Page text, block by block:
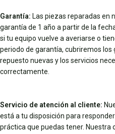
Garantía: Las piezas reparadas en
garantía de 1 año a partir de la
si tu equipo vuelve a averiarse o
periodo de garantía, cubriremos
repuesto nuevas y los servicios
correctamente.
Servicio de atención al cliente:
está a tu disposición para
práctica que puedas tener. Nuestra